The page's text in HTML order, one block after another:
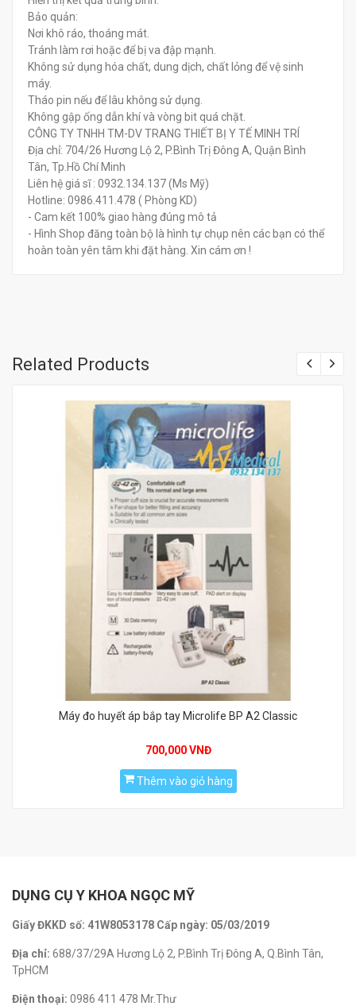
Bảo quản:
Nơi khô ráo, thoáng mát.
Tránh làm rơi hoặc để bị va đập mạnh.
Không sử dụng hóa chất, dung dịch, chất lỏng để vệ sinh
máy.
Tháo pin nếu để lâu không sử dụng.
Không gập ống dẫn khí và vòng bit quá chặt.
CÔNG TY TNHH TM-DV TRANG THIẾT BỊ Y TẾ MINH TRÍ
Địa chỉ: 704/26 Hương Lộ 2, P.Bình Trị Đông A, Quận Bình
Tân, Tp.Hồ Chí Minh
Liên hệ giá sĩ : 0932.134.137 (Ms Mỹ)
Hotline: 0986.411.478 ( Phòng KD)
- Cam kết 100% giao hàng đúng mô tả
- Hình Shop đăng toàn bộ là hình tự chụp nên các bạn có thể
hoàn toàn yên tâm khi đặt hàng. Xin cám ơn !
Related Products
Máy đo huyết áp bắp tay Microlife BP A2 Classic
700,000 VNĐ
Thêm vào giỏ hàng
DỤNG CỤ Y KHOA NGỌC MỸ
Giấy ĐKKD số: 41W8053178 Cấp ngày: 05/03/2019
Địa chỉ: 688/37/29A Hương Lộ 2, P.Bình Trị Đông A, Q.Bình Tân,
TpHCM
Điện thoại: 0986 411 478 Mr.Thư